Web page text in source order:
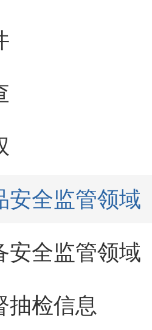
安全监管领域
安全监管领域
抽检信息